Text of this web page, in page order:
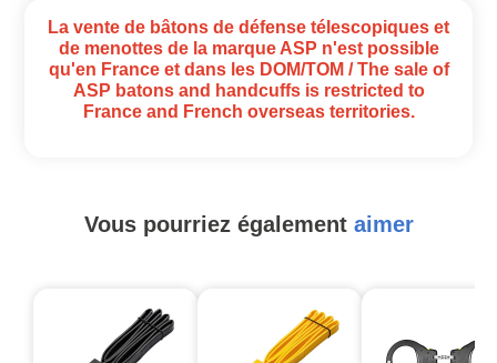
La vente de bâtons de défense télescopiques et
de menottes de la marque ASP n'est possible
qu'en France et dans les DOM/TOM / The sale of
ASP batons and handcuffs is restricted to
France and French overseas territories.
Vous pourriez également aimer